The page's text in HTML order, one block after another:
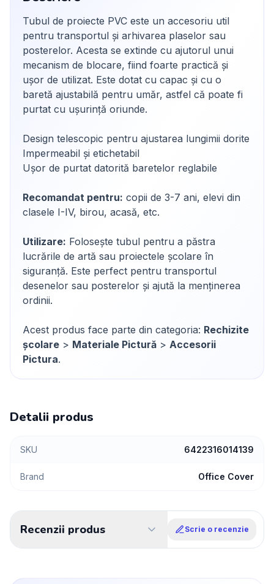
Tubul de proiecte PVC este un accesoriu util
pentru transportul și arhivarea plaselor sau
posterelor. Acesta se extinde cu ajutorul unui
mecanism de blocare, fiind foarte practică și
ușor de utilizat. Este dotat cu capac și cu o
baretă ajustabilă pentru umăr, astfel că poate fi
purtat cu ușurință oriunde.
Design telescopic pentru ajustarea lungimii dorite
Impermeabil și etichetabil
Ușor de purtat datorită baretelor reglabile
Recomandat pentru: copii de 3-7 ani, elevi din
clasele I-IV, birou, acasă, etc.
Utilizare: Folosește tubul pentru a păstra
lucrările de artă sau proiectele școlare în
siguranță. Este perfect pentru transportul
desenelor sau posterelor și ajută la menținerea
ordinii.
Acest produs face parte din categoria: Rechizite
școlare > Materiale Pictură > Accesorii
Pictura.
Detalii produs
SKU 6422316014139
Brand Office Cover
Recenzii produs Scrie o recenzie